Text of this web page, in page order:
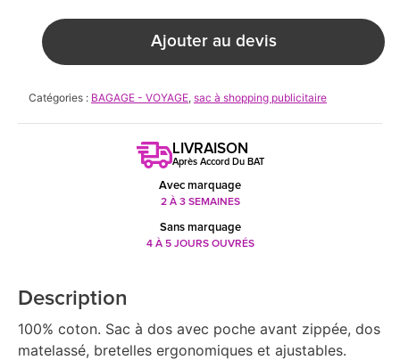
Ajouter au devis
Catégories : BAGAGE - VOYAGE, sac à shopping publicitaire
LIVRAISON
Après Accord Du BAT
Avec marquage
2 À 3 SEMAINES
Sans marquage
4 À 5 JOURS OUVRÉS
Description
100% coton. Sac à dos avec poche avant zippée, dos
matelassé, bretelles ergonomiques et ajustables.